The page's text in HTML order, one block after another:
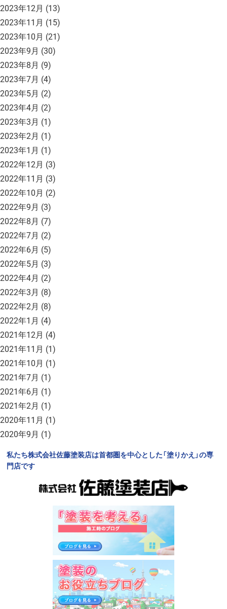
2023年12月 (13)
2023年11月 (15)
2023年10月 (21)
2023年9月 (30)
2023年8月 (9)
2023年7月 (4)
2023年5月 (2)
2023年4月 (2)
2023年3月 (1)
2023年2月 (1)
2023年1月 (1)
2022年12月 (3)
2022年11月 (3)
2022年10月 (2)
2022年9月 (3)
2022年8月 (7)
2022年7月 (2)
2022年6月 (5)
2022年5月 (3)
2022年4月 (2)
2022年3月 (8)
2022年2月 (8)
2022年1月 (4)
2021年12月 (4)
2021年11月 (1)
2021年10月 (1)
2021年7月 (1)
2021年6月 (1)
2021年2月 (1)
2020年11月 (1)
2020年9月 (1)
私たち株式会社佐藤塗装店は首都圏を中心とした「塗りかえ」の専
門店です